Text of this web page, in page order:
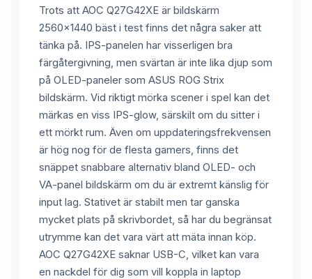
Trots att AOC Q27G42XE är bildskärm
2560x1440 bäst i test finns det några saker att
tänka på. IPS-panelen har visserligen bra
färgåtergivning, men svärtan är inte lika djup som
på OLED-paneler som ASUS ROG Strix
bildskärm. Vid riktigt mörka scener i spel kan det
märkas en viss IPS-glow, särskilt om du sitter i
ett mörkt rum. Även om uppdateringsfrekvensen
är hög nog för de flesta gamers, finns det
snäppet snabbare alternativ bland OLED- och
VA-panel bildskärm om du är extremt känslig för
input lag. Stativet är stabilt men tar ganska
mycket plats på skrivbordet, så har du begränsat
utrymme kan det vara värt att mäta innan köp.
AOC Q27G42XE saknar USB-C, vilket kan vara
en nackdel för dig som vill koppla in laptop